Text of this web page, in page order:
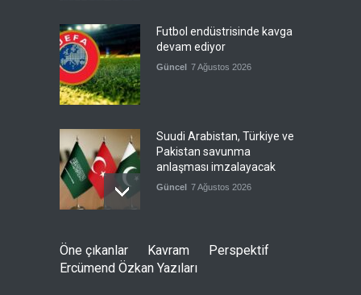
Futbol endüstrisinde kavga
devam ediyor
Güncel 7 Ağustos 2026
Suudi Arabistan, Türkiye ve
Pakistan savunma
anlaşması imzalayacak
Güncel 7 Ağustos 2026
Devrik Yemen hükümeti ağır
kayıp verdi
Öne çıkanlar Kavram
Perspektif
Ercümend Özkan Yazıları